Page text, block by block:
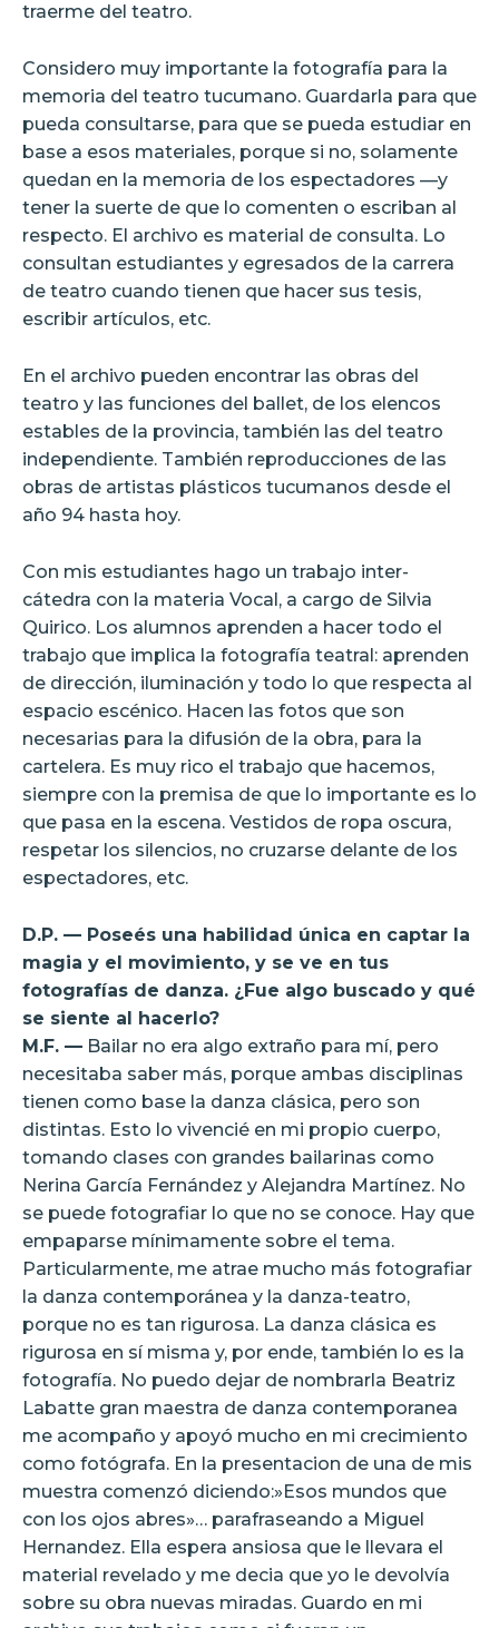
traerme del teatro.
Considero muy importante la fotografía para la
memoria del teatro tucumano. Guardarla para que
pueda consultarse, para que se pueda estudiar en
base a esos materiales, porque si no, solamente
quedan en la memoria de los espectadores —y
tener la suerte de que lo comenten o escriban al
respecto. El archivo es material de consulta. Lo
consultan estudiantes y egresados de la carrera
de teatro cuando tienen que hacer sus tesis,
escribir artículos, etc.
En el archivo pueden encontrar las obras del
teatro y las funciones del ballet, de los elencos
estables de la provincia, también las del teatro
independiente. También reproducciones de las
obras de artistas plásticos tucumanos desde el
año 94 hasta hoy.
Con mis estudiantes hago un trabajo inter-
cátedra con la materia Vocal, a cargo de Silvia
Quirico. Los alumnos aprenden a hacer todo el
trabajo que implica la fotografía teatral: aprenden
de dirección, iluminación y todo lo que respecta al
espacio escénico. Hacen las fotos que son
necesarias para la difusión de la obra, para la
cartelera. Es muy rico el trabajo que hacemos,
siempre con la premisa de que lo importante es lo
que pasa en la escena. Vestidos de ropa oscura,
respetar los silencios, no cruzarse delante de los
espectadores, etc.
D.P. — Poseés una habilidad única en captar la
magia y el movimiento, y se ve en tus
fotografías de danza. ¿Fue algo buscado y qué
se siente al hacerlo?
M.F. — Bailar no era algo extraño para mí, pero
necesitaba saber más, porque ambas disciplinas
tienen como base la danza clásica, pero son
distintas. Esto lo vivencié en mi propio cuerpo,
tomando clases con grandes bailarinas como
Nerina García Fernández y Alejandra Martínez. No
se puede fotografiar lo que no se conoce. Hay que
empaparse mínimamente sobre el tema.
Particularmente, me atrae mucho más fotografiar
la danza contemporánea y la danza-teatro,
porque no es tan rigurosa. La danza clásica es
rigurosa en sí misma y, por ende, también lo es la
fotografía. No puedo dejar de nombrarla Beatriz
Labatte gran maestra de danza contemporanea
me acompaño y apoyó mucho en mi crecimiento
como fotógrafa. En la presentacion de una de mis
muestra comenzó diciendo:»Esos mundos que
con los ojos abres»… parafraseando a Miguel
Hernandez. Ella espera ansiosa que le llevara el
material revelado y me decia que yo le devolvía
sobre su obra nuevas miradas. Guardo en mi